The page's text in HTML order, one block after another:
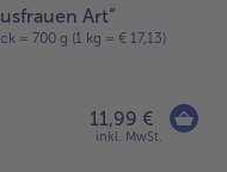
Art“
= 700 g (1 kg = € 17,13)
11,99 €
inkl. MwSt.